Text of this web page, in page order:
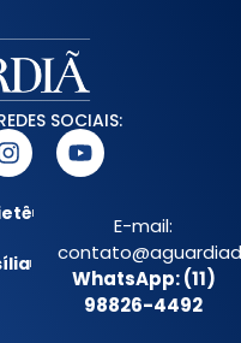
SOCIAIS:
E-mail:
WhatsApp: (11)
98826-4492